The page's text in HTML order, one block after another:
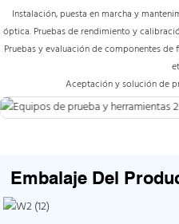
Instalación, puesta en marcha y
óptica. Pruebas de rendimiento y
Pruebas y evaluación de componentes
Aceptación y solución de
Embalaje Del